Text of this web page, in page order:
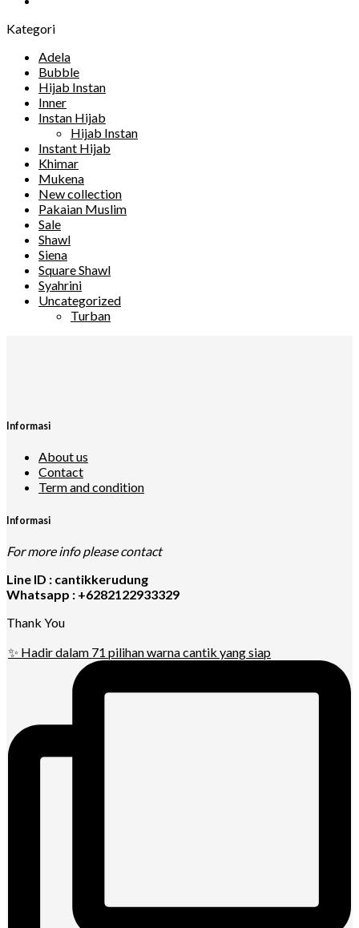
Kategori
Adela
Bubble
Hijab Instan
Inner
Instan Hijab
Hijab Instan
Instant Hijab
Khimar
Mukena
New collection
Pakaian Muslim
Sale
Shawl
Siena
Square Shawl
Syahrini
Uncategorized
Turban
Informasi
About us
Contact
Term and condition
Informasi
For more info please contact
Line ID : cantikkerudung
Whatsapp : +6282122933329
Thank You
✨ Hadir dalam 71 pilihan warna cantik yang siap